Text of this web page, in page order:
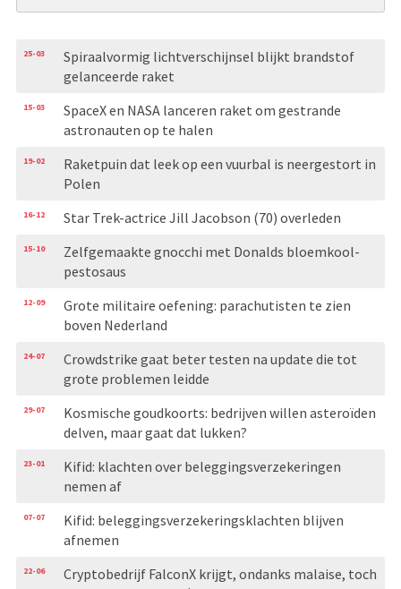
25-03
Spiraalvormig lichtverschijnsel blijkt brandstof
gelanceerde raket
15-03
SpaceX en NASA lanceren raket om gestrande
astronauten op te halen
19-02
Raketpuin dat leek op een vuurbal is neergestort in
Polen
16-12 Star Trek-actrice Jill Jacobson (70) overleden
15-10
Zelfgemaakte gnocchi met Donalds bloemkool-
pestosaus
12-09
Grote militaire oefening: parachutisten te zien
boven Nederland
24-07
Crowdstrike gaat beter testen na update die tot
grote problemen leidde
29-07
Kosmische goudkoorts: bedrijven willen asteroïden
delven, maar gaat dat lukken?
23-01
Kifid: klachten over beleggingsverzekeringen
nemen af
07-07
Kifid: beleggingsverzekeringsklachten blijven
afnemen
22-06
Cryptobedrijf FalconX krijgt, ondanks malaise, toch